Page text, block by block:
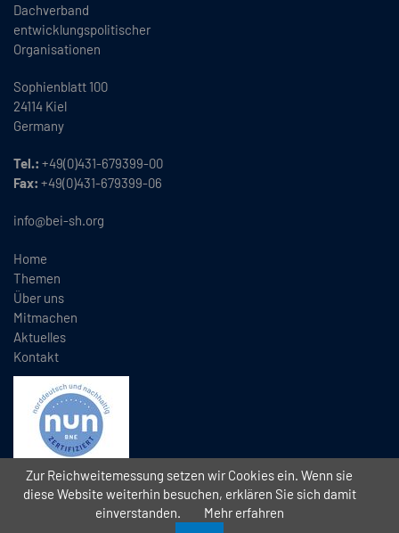
Dachverband
entwicklungspolitischer
Organisationen
Sophienblatt 100
24114 Kiel
Germany
Tel.: +49(0)431-679399-00
Fax: +49(0)431-679399-06
info@bei-sh.org
Home
Themen
Über uns
Mitmachen
Aktuelles
Kontakt
2026 // Bündnis Eine Welt Schleswig-Holstein e.V. (BEI)
Zur Reichweitemessung setzen wir Cookies ein. Wenn sie
diese Website weiterhin besuchen, erklären Sie sich damit
einverstanden.
Mehr erfahren